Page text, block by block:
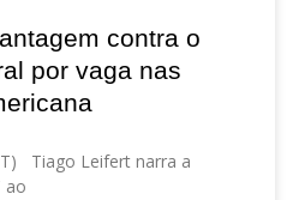
contra o
por vaga nas
Tiago Leifert narra a
ao